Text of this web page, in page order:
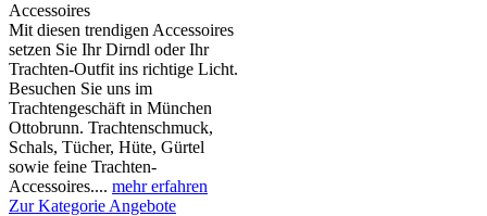
Accessoires
Mit diesen trendigen Accessoires
setzen Sie Ihr Dirndl oder Ihr
Trachten-Outfit ins richtige Licht.
Besuchen Sie uns im
Trachtengeschäft in München
Ottobrunn. Trachtenschmuck,
Schals, Tücher, Hüte, Gürtel
sowie feine Trachten-
Accessoires.... mehr erfahren
Zur Kategorie Angebote